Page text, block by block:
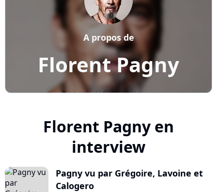
Florent Pagny
A propos de
Florent Pagny en
interview
Pagny vu par Grégoire, Lavoine et
Calogero